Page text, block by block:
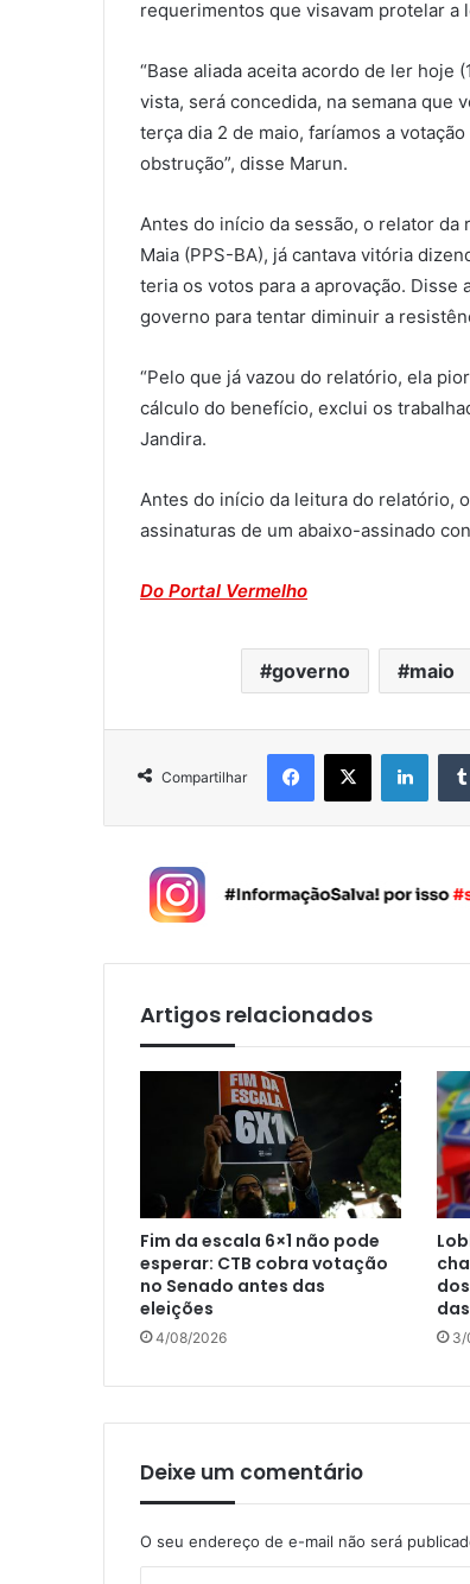
requerimentos que visavam protelar
“Base aliada aceita acordo de ler hoje
vista, será concedida, na semana que
terça dia 2 de maio, faríamos a
obstrução”, disse Marun.
Antes do início da sessão, o relator
Maia (PPS-BA), já cantava vitória
teria os votos para a aprovação.
governo para tentar diminuir a
“Pelo que já vazou do relatório, ela
cálculo do benefício, exclui os
Jandira.
Antes do início da leitura do relatório,
assinaturas de um abaixo-assinado
Do Portal Vermelho
governo maio
Compartilhar
Artigos relacionados
Fim da escala 6×1 não pode
esperar: CTB cobra votação
no Senado antes das
eleições
4/08/2026 3/
Deixe um comentário
O seu endereço de e-mail não será